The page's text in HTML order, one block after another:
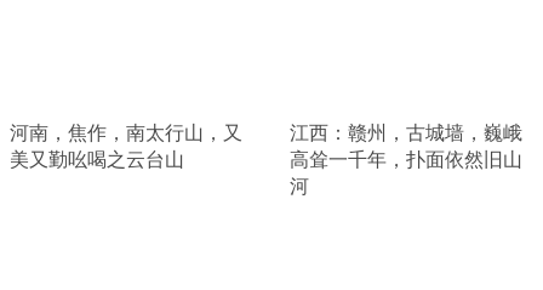
河南，焦作，南太行山，又
美又勤吆喝之云台山
江西：赣州，古城墙，巍峨
高耸一千年，扑面依然旧山
河